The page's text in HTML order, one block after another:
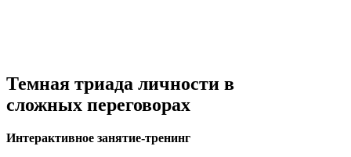
Темная триада личности в
сложных переговорах
Интерактивное занятие-тренинг